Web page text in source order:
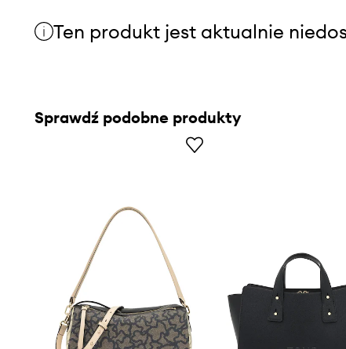
Ten produkt jest aktualnie
Sprawdź podobne produkty